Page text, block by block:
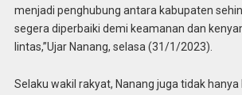
menjadi penghubung antara kabupaten
segera diperbaiki demi keamanan dan
lintas,”Ujar Nanang, selasa (31/1/2023).
Selaku wakil rakyat, Nanang juga tidak